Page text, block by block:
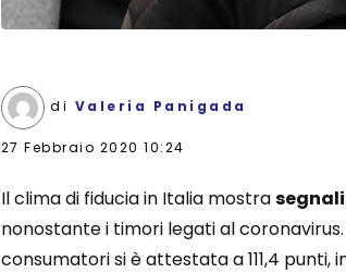
di Valeria Panigada
27 Febbraio 2020 10:24
Il clima di fiducia in Italia mostra
nonostante i timori legati al coronavirus.
consumatori si è attestata a 111,4 punti,